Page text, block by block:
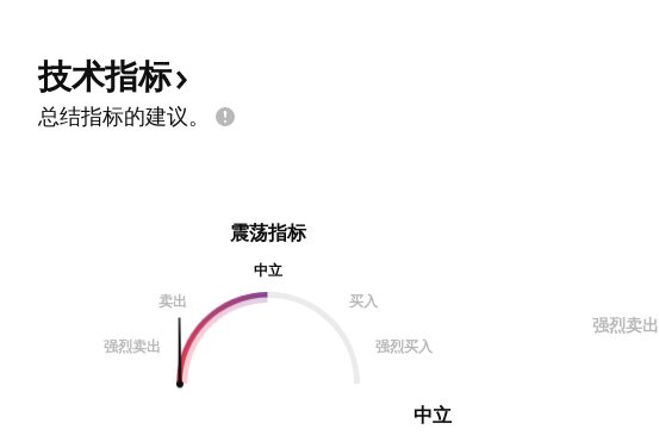
技术指标
总结指标的建议。
震荡指标
中立
卖出
买入
强烈卖出 强烈买入
中立
强烈卖出